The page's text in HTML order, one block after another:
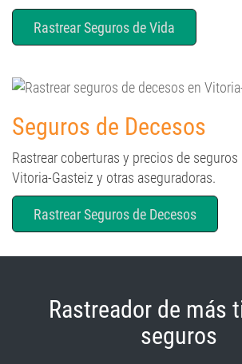
Rastrear Seguros de Vida
Seguros de Decesos
Rastrear coberturas y precios de seguros
Vitoria-Gasteiz y otras aseguradoras.
Rastrear Seguros de Decesos
Rastreador de más
seguros